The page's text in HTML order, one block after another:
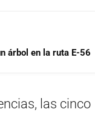
árbol en la ruta E-56
las cinco